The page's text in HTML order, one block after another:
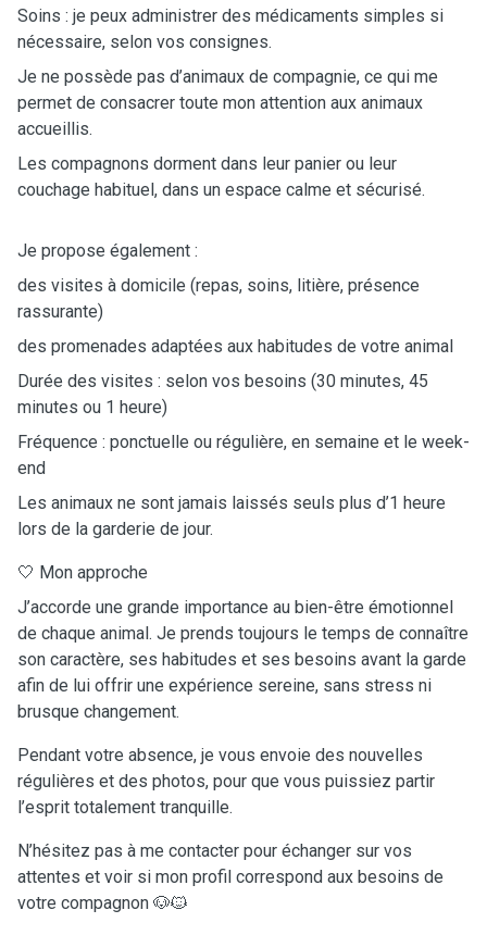
Soins : je peux administrer des médicaments simples si
nécessaire, selon vos consignes.
Je ne possède pas d’animaux de compagnie, ce qui me
permet de consacrer toute mon attention aux animaux
accueillis.
Les compagnons dorment dans leur panier ou leur
couchage habituel, dans un espace calme et sécurisé.
Je propose également :
des visites à domicile (repas, soins, litière, présence
rassurante)
des promenades adaptées aux habitudes de votre animal
Durée des visites : selon vos besoins (30 minutes, 45
minutes ou 1 heure)
Fréquence : ponctuelle ou régulière, en semaine et le week-
end
Les animaux ne sont jamais laissés seuls plus d’1 heure
lors de la garderie de jour.
🤍 Mon approche
J’accorde une grande importance au bien-être émotionnel
de chaque animal. Je prends toujours le temps de connaître
son caractère, ses habitudes et ses besoins avant la garde
afin de lui offrir une expérience sereine, sans stress ni
brusque changement.
Pendant votre absence, je vous envoie des nouvelles
régulières et des photos, pour que vous puissiez partir
l’esprit totalement tranquille.
N’hésitez pas à me contacter pour échanger sur vos
attentes et voir si mon profil correspond aux besoins de
votre compagnon 🐶🐱